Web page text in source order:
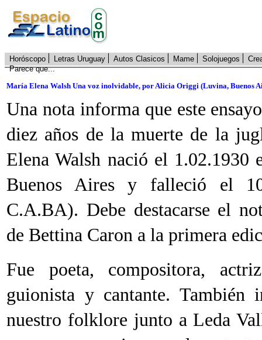
Horóscopo Letras Uruguay Autos Clasicos Mame Solojuegos
Parece que...
María Elena Walsh Una voz inolvidable, por Alicia Origgi (Luvina, Buenos
Una nota informa que este
diez años de la muerte de la
Elena Walsh nació el 1.02.1930
Buenos Aires y falleció el
C.A.BA). Debe destacarse el
de Bettina Caron a la primera
Fue poeta, compositora,
guionista y cantante. También
nuestro folklore junto a Leda